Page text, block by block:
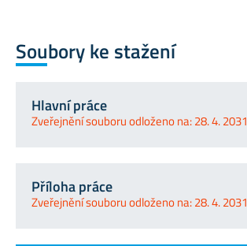
Soubory ke stažení
Hlavní práce
Zveřejnění souboru odloženo na: 28. 4. 2031
Příloha práce
Zveřejnění souboru odloženo na: 28. 4. 2031